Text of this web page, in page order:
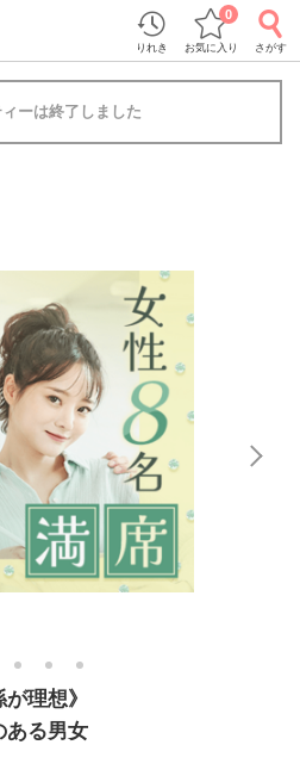
りれき お気に入り
0
さがす
ーは終了しました
2 3 4
理想》
ある男女